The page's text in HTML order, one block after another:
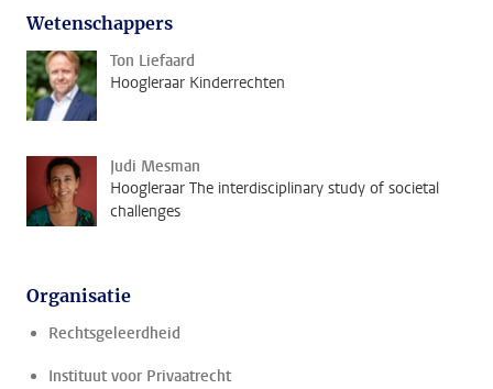
Wetenschappers
Ton Liefaard
Hoogleraar Kinderrechten
Judi Mesman
Hoogleraar The interdisciplinary study of societal
challenges
Organisatie
Rechtsgeleerdheid
Instituut voor Privaatrecht